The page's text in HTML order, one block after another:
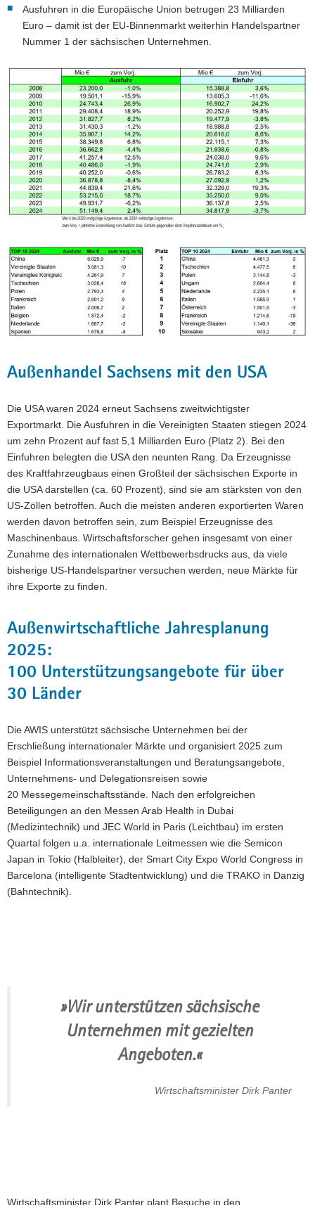
Ausfuhren in die Europäische Union betrugen 23 Milliarden
Euro – damit ist der EU-Binnenmarkt weiterhin Handelspartner
Nummer 1 der sächsischen Unternehmen.
Außenhandel Sachsens mit den USA
Die USA waren 2024 erneut Sachsens zweitwichtigster
Exportmarkt. Die Ausfuhren in die Vereinigten Staaten stiegen 2024
um zehn Prozent auf fast 5,1 Milliarden Euro (Platz 2). Bei den
Einfuhren belegten die USA den neunten Rang. Da Erzeugnisse
des Kraftfahrzeugbaus einen Großteil der sächsischen Exporte in
die USA darstellen (ca. 60 Prozent), sind sie am stärksten von den
US-Zöllen betroffen. Auch die meisten anderen exportierten Waren
werden davon betroffen sein, zum Beispiel Erzeugnisse des
Maschinenbaus. Wirtschaftsforscher gehen insgesamt von einer
Zunahme des internationalen Wettbewerbsdrucks aus, da viele
bisherige US-Handelspartner versuchen werden, neue Märkte für
ihre Exporte zu finden.
Außenwirtschaftliche Jahresplanung
2025:
100 Unterstützungsangebote für über
30 Länder
Die AWIS unterstützt sächsische Unternehmen bei der
Erschließung internationaler Märkte und organisiert 2025 zum
Beispiel Informationsveranstaltungen und Beratungsangebote,
Unternehmens- und Delegationsreisen sowie
20 Messegemeinschaftsstände. Nach den erfolgreichen
Beteiligungen an den Messen Arab Health in Dubai
(Medizintechnik) und JEC World in Paris (Leichtbau) im ersten
Quartal folgen u.a. internationale Leitmessen wie die Semicon
Japan in Tokio (Halbleiter), der Smart City Expo World Congress in
Barcelona (intelligente Stadtentwicklung) und die TRAKO in Danzig
(Bahntechnik).
»Wir unterstützen sächsische
Unternehmen mit gezielten
Angeboten.«
Wirtschaftsminister Dirk Panter
Wirtschaftsminister Dirk Panter plant Besuche in den